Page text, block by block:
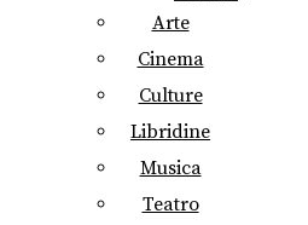
Arte
Cinema
Culture
Libridine
Musica
Teatro